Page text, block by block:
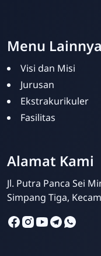
Menu Lainnya
Visi dan Misi
Jurusan
Ekstrakurikuler
Fasilitas
Alamat Kami
Jl. Putra Panca Sei
Simpang Tiga,